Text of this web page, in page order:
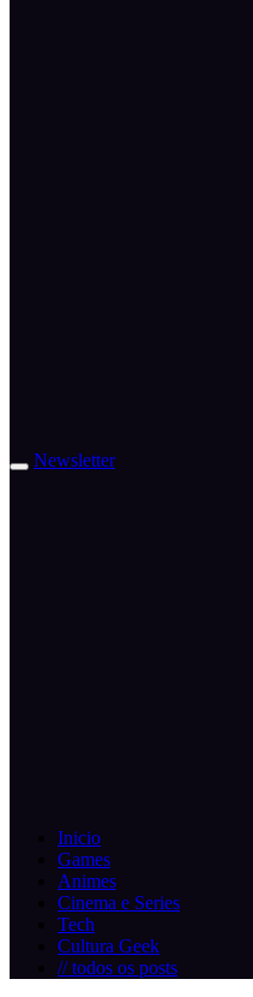
Newsletter
Inicio
Games
Animes
Cinema e Series
Tech
Cultura Geek
// todos os posts